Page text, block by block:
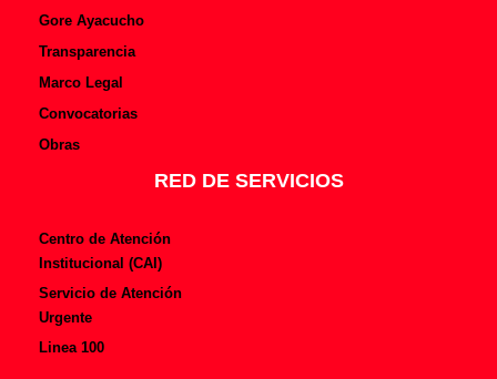
Gore Ayacucho
Transparencia
Marco Legal
Convocatorias
Obras
RED DE SERVICIOS
Centro de Atención
Institucional (CAI)
Servicio de Atención
Urgente
Linea 100